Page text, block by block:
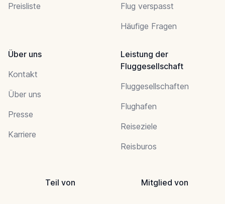
Preisliste
Flug verspasst
Häufige Fragen
Über uns
Kontakt
Über uns
Presse
Karriere
Leistung der
Fluggesellschaft
Fluggesellschaften
Flughafen
Reiseziele
Reisburos
Teil von Mitglied von